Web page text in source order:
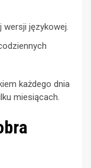
wersji językowej.
każdego dnia
miesiącach.